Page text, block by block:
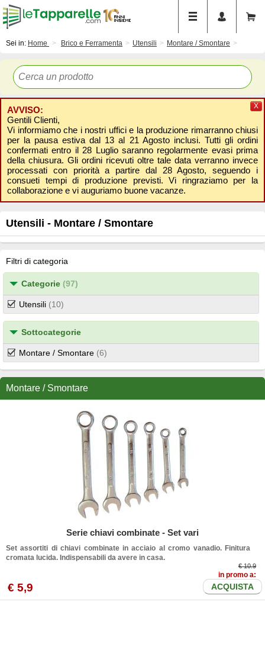
Sei in: Home Brico e Ferramenta Utensili Montare / Smontare
AVVISO:
Gentili Clienti,
Vi informiamo che i nostri uffici e la produzione rimarranno chiusi
per la pausa estiva dal 13 al 21 Agosto inclusi. Tutti gli ordini
confermati entro il 28 Luglio saranno regolarmente evasi prima
della chiusura. Gli ordini ricevuti oltre tale data verranno invece
processati con priorità a partire dal 28 Agosto, seguendo i
consueti tempi di produzione previsti. Vi ringraziamo per la
collaborazione e vi auguriamo buone vacanze.
X
Utensili - Montare / Smontare
Filtri di categoria
Categorie (97)
Utensili (10)
Sottocategorie
Montare / Smontare (6)
Montare / Smontare
Serie chiavi combinate - Set vari
Set assortiti di chiavi combinate in acciaio al cromo vanadio. Finitura
cromata lucida. Indispensabili da avere in casa.
€ 10.9
in promo a:
€ 5,9 ACQUISTA